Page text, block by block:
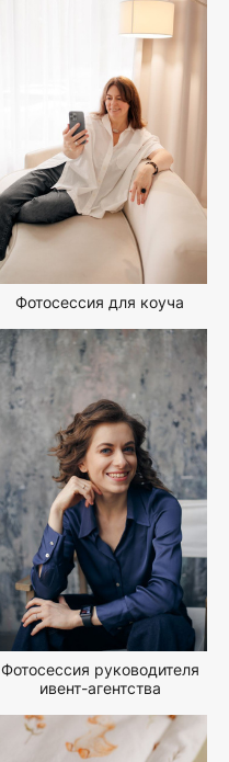
Фотосессия для коуча
Фотосессия руководителя
ивент-агентства